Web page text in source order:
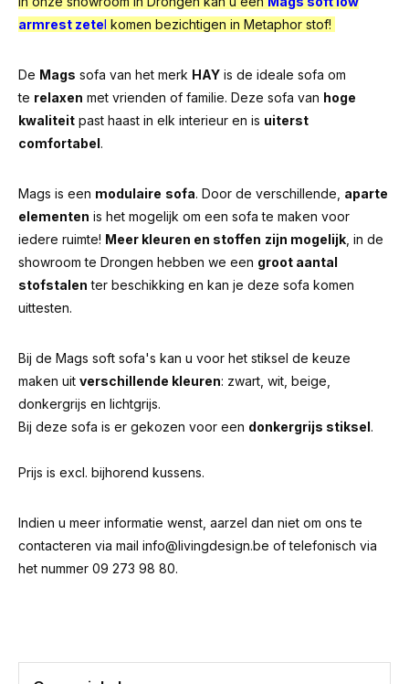
armrest zetel komen bezichtigen in Metaphor stof!
De Mags sofa van het merk HAY is de ideale sofa om
te relaxen met vrienden of familie. Deze sofa van hoge
kwaliteit past haast in elk interieur en is uiterst
comfortabel.
Mags is een modulaire sofa. Door de verschillende, aparte
elementen is het mogelijk om een sofa te maken voor
iedere ruimte! Meer kleuren en stoffen zijn mogelijk , in de
showroom te Drongen hebben we een groot aantal
stofstalen ter beschikking en kan je deze sofa komen
uittesten.
Bij de Mags soft sofa's kan u voor het stiksel de keuze
maken uit verschillende kleuren: zwart, wit, beige,
donkergrijs en lichtgrijs.
Bij deze sofa is er gekozen voor een donkergrijs stiksel.
Prijs is excl. bijhorend kussens.
Indien u meer informatie wenst, aarzel dan niet om ons te
contacteren via mail info@livingdesign.be of telefonisch via
het nummer 09 273 98 80.